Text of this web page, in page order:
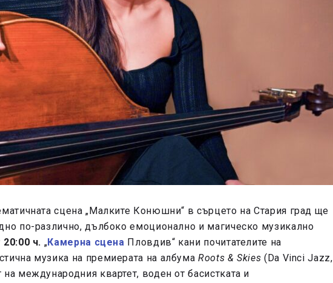
сцена „Малките Конюшни“ в сърцето на Стария град ще
по-различно, дълбоко емоционално и магическо музикално
ч. „Камерна сцена Пловдив“ кани почитателите на
музика на премиерата на албумаRoots & Skies (Da Vinci Jazz,
международния квартет, воден от басистката и